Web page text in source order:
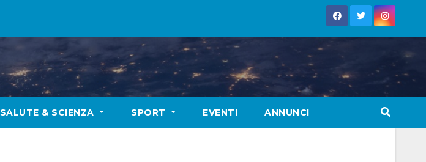
SALUTE & SCIENZA SPORT EVENTI ANNUNCI